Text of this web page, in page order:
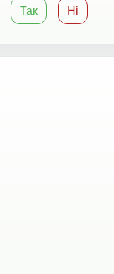
Так Ні